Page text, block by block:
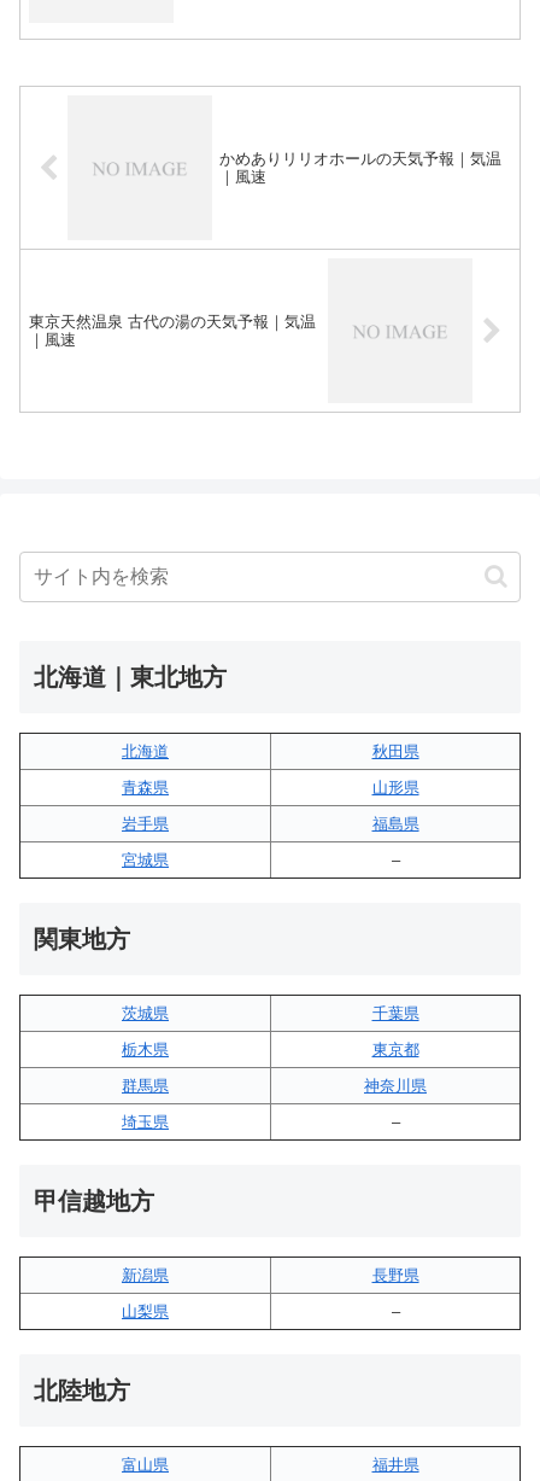
かめありリリオホールの天気予報｜気温
｜風速
東京天然温泉 古代の湯の天気予報｜気温
｜風速
北海道｜東北地方
北海道
秋田県
青森県
山形県
岩手県
福島県
宮城県
–
関東地方
茨城県
千葉県
栃木県
東京都
群馬県
神奈川県
埼玉県
–
甲信越地方
新潟県
長野県
山梨県
–
北陸地方
富山県
福井県